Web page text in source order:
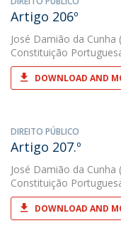
Artigo 206º
José Damião da Cunha
Constituição
DOWNLOAD AND
DIREITO PÚBLICO
Artigo 207.º
José Damião da Cunha
Constituição
DOWNLOAD AND